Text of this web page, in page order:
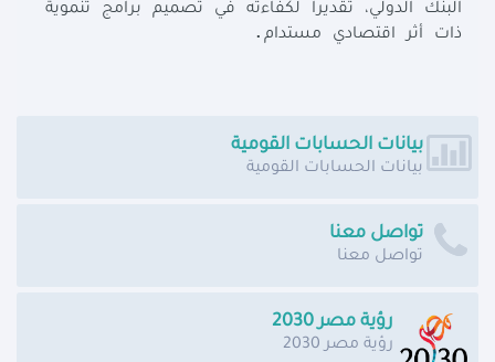
البنك
الدولي، تقديراً لكفاءته في تصميم برامج
تنموية
ذات
أثر اقتصادي مستدام .
بيانات الحسابات القومية
بيانات الحسابات القومية
تواصل معنا
تواصل معنا
رؤية مصر 2030
رؤية مصر 2030